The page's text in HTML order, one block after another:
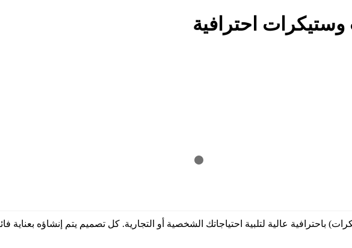
احترافية
عالية لتلبية احتياجاتك الشخصية أو التجارية. كل تصميم يتم إنشاؤه